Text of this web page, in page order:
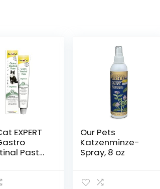
EXPERT
Paste
Our Pets
Katzenminze-
Spray, 8 oz